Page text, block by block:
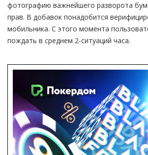
фотографию важнейшего разворота
прав. В добавок понадобится
мобильника. С этого момента
пождать в среднем 2-ситуаций часа.